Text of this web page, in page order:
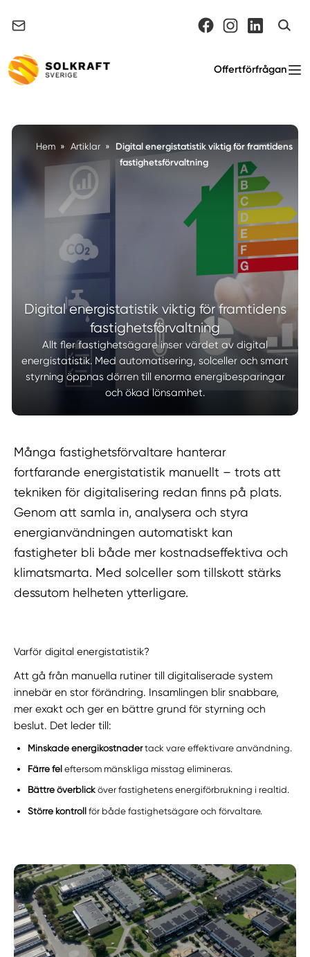
Offertförfrågan
Hem » Artiklar »
Digital energistatistik viktig för framtidens
fastighetsförvaltning
Digital energistatistik viktig för framtidens
fastighetsförvaltning
Allt fler fastighetsägare inser värdet av digital
energistatistik. Med automatisering, solceller och smart
styrning öppnas dörren till enorma energibesparingar
och ökad lönsamhet.
Många fastighetsförvaltare hanterar
fortfarande energistatistik manuellt – trots att
tekniken för digitalisering redan finns på plats.
Genom att samla in, analysera och styra
energianvändningen automatiskt kan
fastigheter bli både mer kostnadseffektiva och
klimatsmarta. Med solceller som tillskott stärks
dessutom helheten ytterligare.
Varför digital energistatistik?
Att gå från manuella rutiner till digitaliserade system
innebär en stor förändring. Insamlingen blir snabbare,
mer exakt och ger en bättre grund för styrning och
beslut. Det leder till:
Minskade energikostnadertack vare effektivare användning.
Färre fel eftersom mänskliga misstag elimineras.
Bättre överblick över fastighetens energiförbrukning i realtid.
Större kontroll för både fastighetsägare och förvaltare.